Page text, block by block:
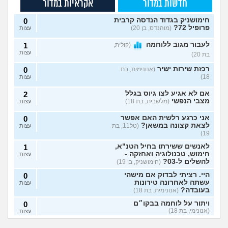
חדשות במדור אקראיות במדור
חימושניק בגדוד הנדסה קרבית
פרופיל 72?
(מוהנדס, בן 20)
0
עצות
לעבור מגוב ללוחמה
(קולית,
בת 20)
1
עצות
רכזת שירות ישיר (אנונימית, בת
18)
0
עצות
אם לא אגיע לצו גיוס בגלל
מצבי הנפשי (מלשבית, בת 18)
2
עצות
אני כרגע רלשית האם אפשר
לצאת קצונה במשאן?
(טל11, בת
19)
0
עצות
לאנשים ששירתו בחיל הטנ"א,
חימוש, טכנולוגיה ואחזקה -
להשלים ל-03?
(חימושניק, בן 19)
1
עצות
היי. רציתי לבדוק אם מישהי
עשתה לאחרונה טירונות
בעובדה? (אנונימית, בת 18)
0
עצות
ויתור על לוחמה בבקו״ם
(אנונימי, בת 18)
0
עצות
אני רוצה להתגייס
השתחררתי מהצבא